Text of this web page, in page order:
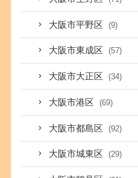
大阪市平野区 (9)
大阪市東成区 (57)
大阪市大正区 (34)
大阪市港区 (69)
大阪市都島区 (92)
大阪市城東区 (29)